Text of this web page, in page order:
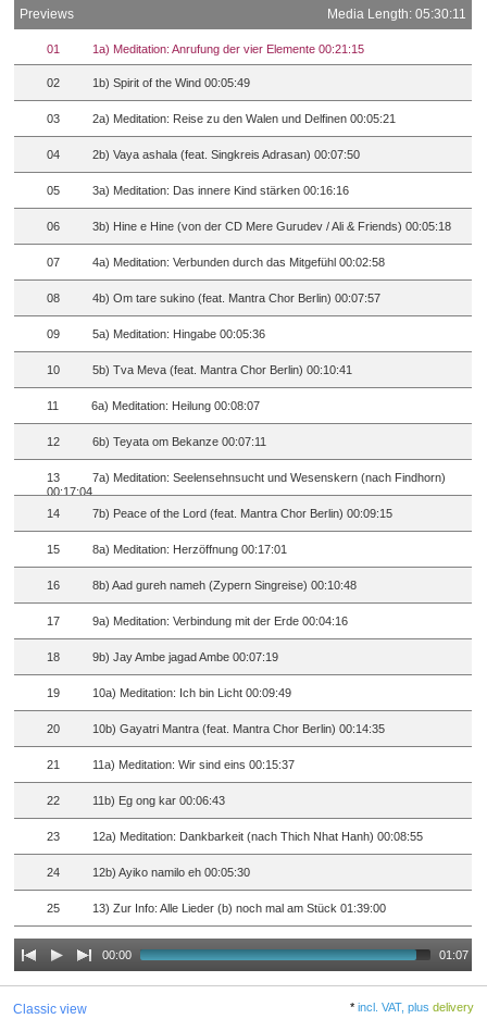
Previews Media Length: 05:30:11
01 1a) Meditation: Anrufung der vier Elemente 00:21:15
02 1b) Spirit of the Wind 00:05:49
03 2a) Meditation: Reise zu den Walen und Delfinen 00:05:21
04 2b) Vaya ashala (feat. Singkreis Adrasan) 00:07:50
05 3a) Meditation: Das innere Kind stärken 00:16:16
06 3b) Hine e Hine (von der CD Mere Gurudev / Ali & Friends) 00:05:18
07 4a) Meditation: Verbunden durch das Mitgefühl 00:02:58
08 4b) Om tare sukino (feat. Mantra Chor Berlin) 00:07:57
09 5a) Meditation: Hingabe 00:05:36
10 5b) Tva Meva (feat. Mantra Chor Berlin) 00:10:41
11 6a) Meditation: Heilung 00:08:07
12 6b) Teyata om Bekanze 00:07:11
13
7a) Meditation: Seelensehnsucht und Wesenskern (nach Findhorn)
00:17:04
14
7b) Peace of the Lord (feat. Mantra Chor Berlin) 00:09:15
15 8a) Meditation: Herzöffnung 00:17:01
16 8b) Aad gureh nameh (Zypern Singreise) 00:10:48
17 9a) Meditation: Verbindung mit der Erde 00:04:16
18 9b) Jay Ambe jagad Ambe 00:07:19
19 10a) Meditation: Ich bin Licht 00:09:49
20 10b) Gayatri Mantra (feat. Mantra Chor Berlin) 00:14:35
21 11a) Meditation: Wir sind eins 00:15:37
22 11b) Eg ong kar 00:06:43
23 12a) Meditation: Dankbarkeit (nach Thich Nhat Hanh) 00:08:55
24 12b) Ayiko namilo eh 00:05:30
25 13) Zur Info: Alle Lieder (b) noch mal am Stück 01:39:00
00:00 01:07
Classic view *incl. VAT, plusdelivery